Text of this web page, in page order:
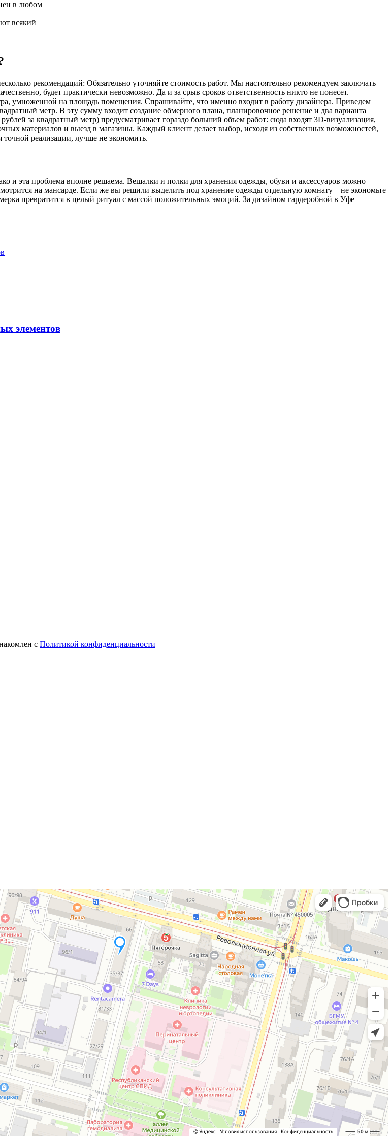
в любом
всякий
рекомендаций: Обязательно уточняйте стоимость работ. Мы настоятельно рекомендуем заключать
будет практически невозможно. Да и за срыв сроков ответственность никто не понесет.
умноженной на площадь помещения. Спрашивайте, что именно входит в работу дизайнера. Приведем
метр. В эту сумму входит создание обмерного плана, планировочное решение и два варианта
за квадратный метр) предусматривает гораздо больший объем работ: сюда входят 3D-визуализация,
материалов и выезд в магазины. Каждый клиент делает выбор, исходя из собственных возможностей,
реализации, лучше не экономить.
и эта проблема вполне решаема. Вешалки и полки для хранения одежды, обуви и аксессуаров можно
на мансарде. Если же вы решили выделить под хранение одежды отдельную комнату – не экономьте
превратится в целый ритуал с массой положительных эмоций. За дизайном гардеробной в Уфе
элементов
с Политикой конфиденциальности